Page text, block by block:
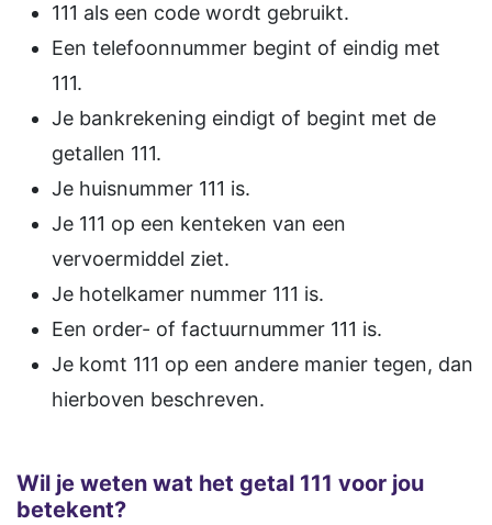
111 als een code wordt gebruikt.
Een telefoonnummer begint of eindig met
111.
Je bankrekening eindigt of begint met de
getallen 111.
Je huisnummer 111 is.
Je 111 op een kenteken van een
vervoermiddel ziet.
Je hotelkamer nummer 111 is.
Een order- of factuurnummer 111 is.
Je komt 111 op een andere manier tegen, dan
hierboven beschreven.
Wil je weten wat het getal 111 voor jou
betekent?